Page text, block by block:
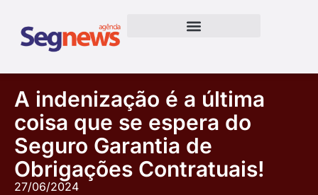
A indenização é a última
coisa que se espera do
Seguro Garantia de
Obrigações Contratuais!
27/06/2024